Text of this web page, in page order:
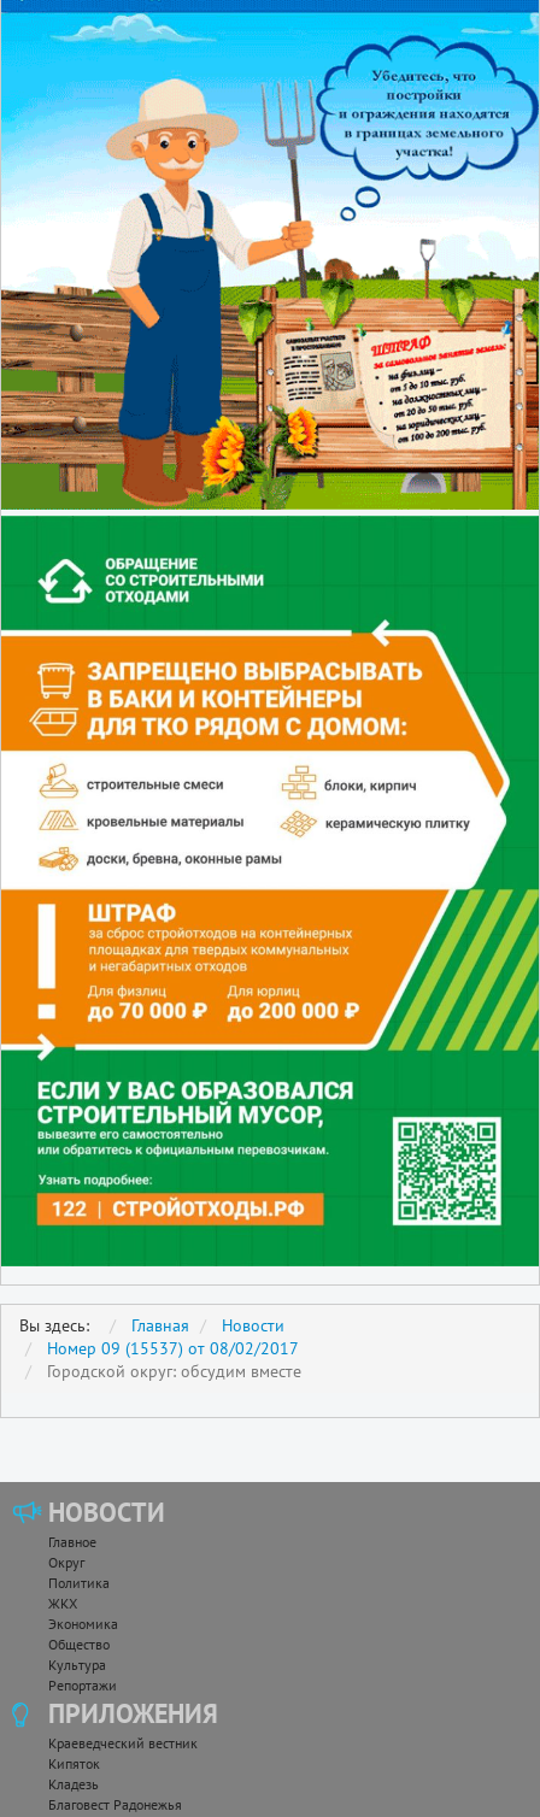
Вы здесь: Главная
Новости
Номер 09 (15537) от 08/02/2017
Городской округ: обсудим вместе
НОВОСТИ
Главное
Округ
Политика
ЖКХ
Экономика
Общество
Культура
Репортажи
ПРИЛОЖЕНИЯ
Краеведческий вестник
Кипяток
Кладезь
Благовест Радонежья